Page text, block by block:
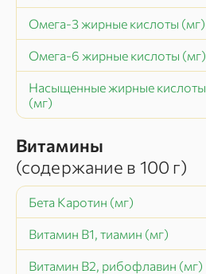
Омега-3 жирные кислоты (мг)
Омега-6 жирные кислоты (мг)
Насыщенные жирные кислоты
(мг)
Витамины
(содержание в 100 г)
Бета Каротин (мг)
Витамин В1, тиамин (мг)
Витамин В2, рибофлавин (мг)